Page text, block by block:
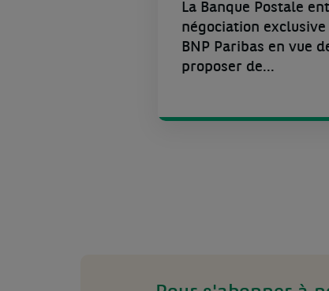
La Banque Postale
négociation exclusive
BNP Paribas en vue
proposer de...